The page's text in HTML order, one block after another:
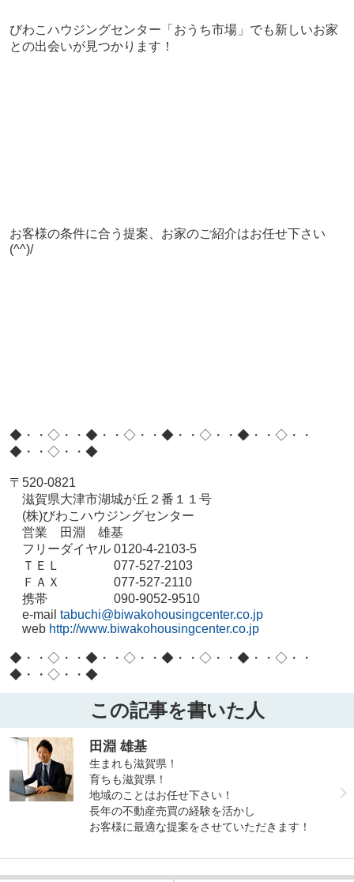
びわこハウジングセンター「おうち市場」でも新しいお家
との出会いが見つかります！
お客様の条件に合う提案、お家のご紹介はお任せ下さい
(^^)/
​​​​​​​◆・・◇・・◆・・◇・・◆・・◇・・◆・・◇・・
◆・・◇・・◆
〒520-0821
滋賀県大津市湖城が丘２番１１号
(株)びわこハウジングセンター
営業 田淵 雄基
フリーダイヤル 0120-4-2103-5
ＴＥＬ 077-527-2103
ＦＡＸ 077-527-2110
携帯 090-9052-9510
e-mail tabuchi@biwakohousingcenter.co.jp
web http://www.biwakohousingcenter.co.jp
◆・・◇・・◆・・◇・・◆・・◇・・◆・・◇・・
◆・・◇・・◆
この記事を書いた人
田淵 雄基
生まれも滋賀県！
育ちも滋賀県！
地域のことはお任せ下さい！
長年の不動産売買の経験を活かし
お客様に最適な提案をさせていただきます！